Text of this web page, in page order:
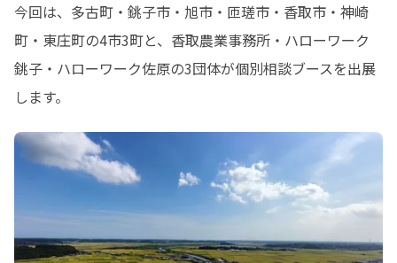
今回は、多古町・銚子市・旭市・匝瑳市・香取市・神崎
町・東庄町の4市3町と、香取農業事務所・ハローワーク
銚子・ハローワーク佐原の3団体が個別相談ブースを出展
します。